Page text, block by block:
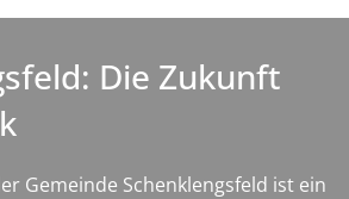
Die Zukunft
Gemeinde Schenklengsfeld ist ein